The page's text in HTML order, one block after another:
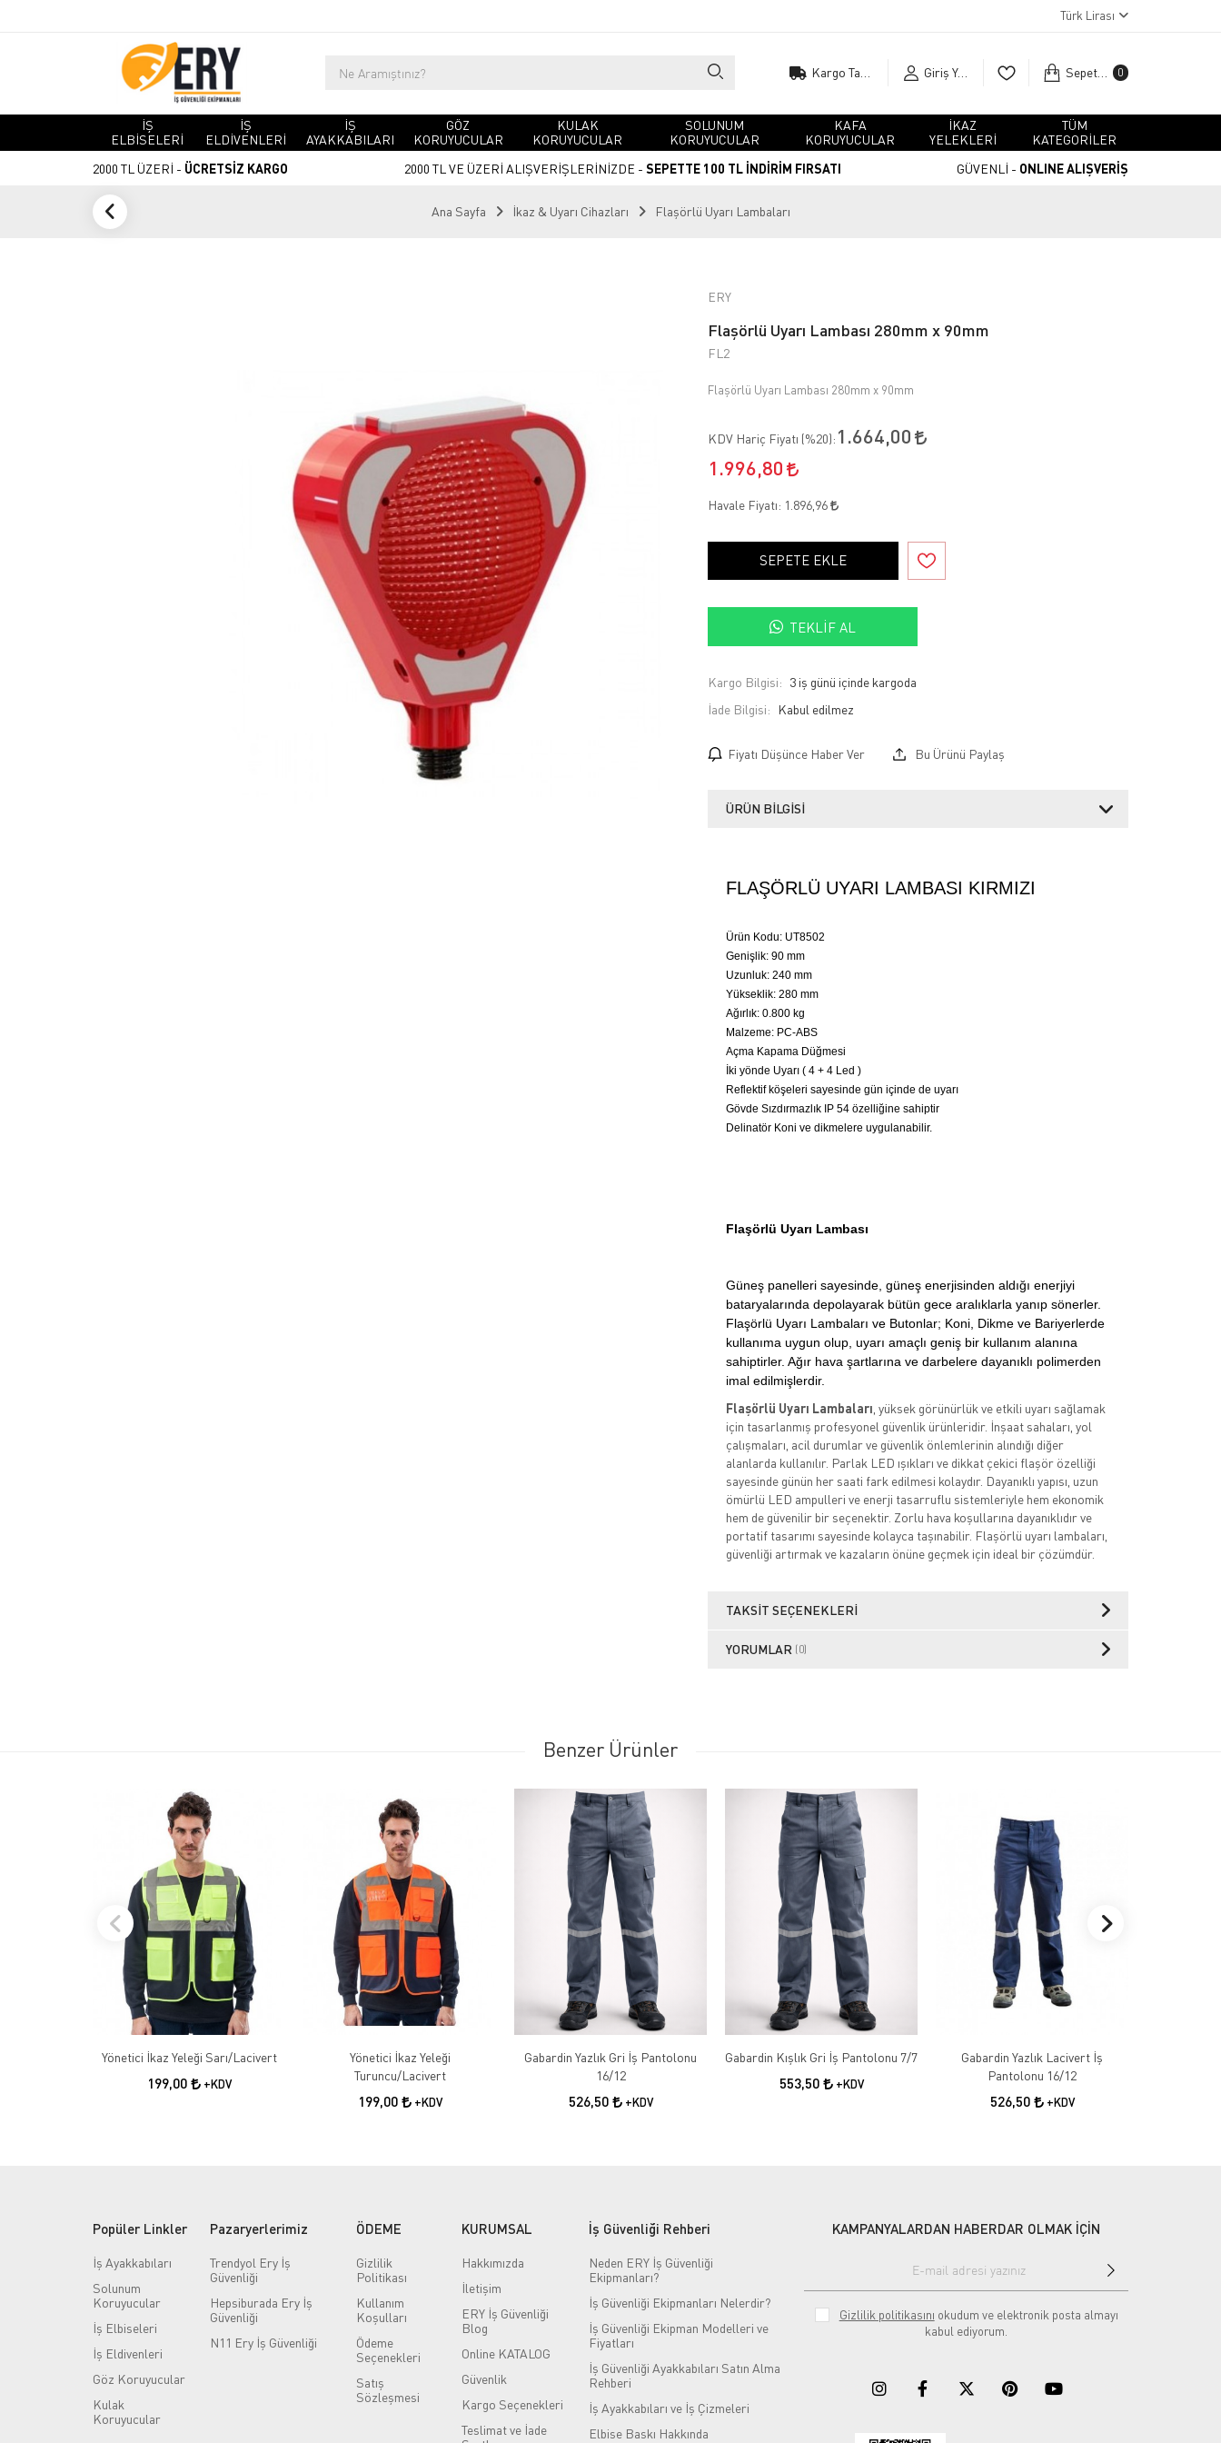
Türk Lirası
Giriş Yap Sepetim 0
İŞ
ELBİSELERİ
İŞ
ELDİVENLERİ
İŞ
AYAKKABILARI
GÖZ
KORUYUCULAR
KULAK
KORUYUCULAR
SOLUNUM
KORUYUCULAR
KAFA
KORUYUCULAR
İKAZ
YELEKLERİ
TÜM
KATEGORİLER
2000 TL ÜZERİ - ÜCRETSİZ KARGO 2000 TL VE ÜZERİ ALIŞVERİŞLERİNİZDE - SEPETTE 100 TL İNDİRİM FIRSATI GÜVENLİ - ONLINE ALIŞVERİŞ
Ana Sayfa İkaz & Uyarı Cihazları Flaşörlü Uyarı Lambaları
ERY
Flaşörlü Uyarı Lambası 280mm x 90mm
FL2
Flaşörlü Uyarı Lambası 280mm x 90mm
KDV Hariç Fiyatı (%20): 1.664,00
1.996,80
Havale Fiyatı: 1.896,96
SEPETE EKLE
TEKLIF AL
Kargo Bilgisi: 3 iş günü içinde kargoda
İade Bilgisi:
Fiyatı Düşünce Haber Ver Bu Ürünü Paylaş
ÜRÜN BILGISI
FLAŞÖRLÜ UYARI LAMBASI KIRMIZI
Ürün Kodu: UT8502
Genişlik: 90 mm
Uzunluk: 240 mm
Yükseklik: 280 mm
Ağırlık: 0.800 kg
Malzeme: PC-ABS
Açma Kapama Düğmesi
İki yönde Uyarı ( 4 + 4 Led )
Reflektif köşeleri sayesinde gün içinde de uyarı
Gövde Sızdırmazlık IP 54 özelliğine sahiptir
Delinatör Koni ve dikmelere uygulanabilir.
Flaşörlü Uyarı Lambası
Güneş panelleri sayesinde, güneş enerjisinden aldığı enerjiyi
bataryalarında depolayarak bütün gece aralıklarla yanıp sönerler.
Flaşörlü Uyarı Lambaları ve Butonlar; Koni, Dikme ve Bariyerlerde
kullanıma uygun olup, uyarı amaçlı geniş bir kullanım alanına
sahiptirler. Ağır hava şartlarına ve darbelere dayanıklı polimerden
imal edilmişlerdir.
Flaşörlü Uyarı Lambaları , yüksek görünürlük ve etkili uyarı sağlamak
için tasarlanmış profesyonel güvenlik ürünleridir. İnşaat sahaları, yol
çalışmaları, acil durumlar ve güvenlik önlemlerinin alındığı diğer
alanlarda kullanılır. Parlak LED ışıkları ve dikkat çekici flaşör özelliği
sayesinde günün her saati fark edilmesi kolaydır. Dayanıklı yapısı, uzun
ömürlü LED ampulleri ve enerji tasarruflu sistemleriyle hem ekonomik
hem de güvenilir bir seçenektir. Zorlu hava koşullarına dayanıklıdır ve
portatif tasarımı sayesinde kolayca taşınabilir. Flaşörlü uyarı lambaları,
güvenliği artırmak ve kazaların önüne geçmek için ideal bir çözümdür.
TAKSIT SEÇENEKLERI
YORUMLAR (0)
Benzer Ürünler
Yönetici İkaz Yeleği Sarı/Lacivert
199,00 +KDV
Yönetici İkaz Yeleği
Turuncu/Lacivert
199,00 +KDV
Gabardin Yazlık Gri İş Pantolonu
16/12
526,50 +KDV
Gabardin Kışlık Gri İş Pantolonu 7/7
553,50 +KDV
Gabardin Yazlık Lacivert İş
Pantolonu 16/12
526,50 +KDV
Popüler Linkler
İş Ayakkabıları
Solunum
Koruyucular
İş Elbiseleri
İş Eldivenleri
Göz Koruyucular
Kulak
Koruyucular
Pazaryerlerimiz
Trendyol Ery İş
Güvenliği
Hepsiburada Ery İş
Güvenliği
N11 Ery İş Güvenliği
ÖDEME
Gizlilik
Politikası
Kullanım
Koşulları
Ödeme
Seçenekleri
Satış
Sözleşmesi
KURUMSAL
Hakkımızda
İletişim
ERY İş Güvenliği
Blog
Online KATALOG
Güvenlik
Kargo Seçenekleri
Teslimat ve İade
İş Güvenliği Rehberi
Neden ERY İş Güvenliği
Ekipmanları?
İş Güvenliği Ekipmanları Nelerdir?
İş Güvenliği Ekipman Modelleri ve
Fiyatları
İş Güvenliği Ayakkabıları Satın Alma
Rehberi
İş Ayakkabıları ve İş Çizmeleri
Elbise Baskı Hakkında
KAMPANYALARDAN HABERDAR OLMAK İÇİN
Gizlilik politikasını okudum ve elektronik posta almayı
kabul ediyorum.